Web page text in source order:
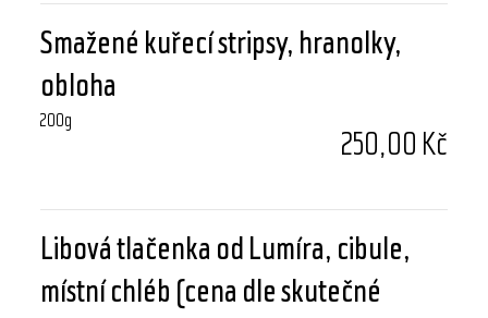
Smažené kuřecí stripsy, hranolky,
obloha
250,00 Kč
200g
Libová tlačenka od Lumíra, cibule,
místní chléb (cena dle skutečné